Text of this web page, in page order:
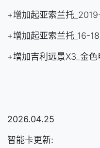
+增加起亚索兰托
+增加起亚索兰托_16-
+增加吉利远景X3_金色
2026.04.25
智能卡更新: